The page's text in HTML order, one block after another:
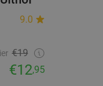
9.0
€19
€12,95